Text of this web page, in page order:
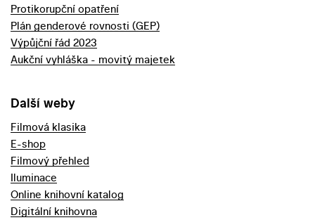
Protikorupční opatření
Plán genderové rovnosti (GEP)
Výpůjční řád 2023
Aukční vyhláška - movitý majetek
Další weby
Filmová klasika
E-shop
Filmový přehled
Iluminace
Online knihovní katalog
Digitální knihovna